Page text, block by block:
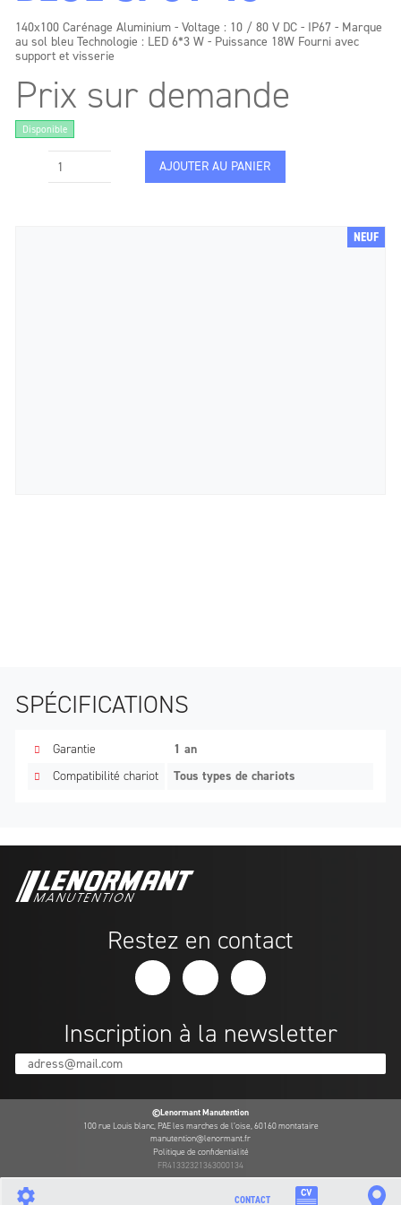
NEUF
140x100 Carénage Aluminium - Voltage : 10 / 80 V DC - IP67 - Marque
au sol bleu Technologie : LED 6*3 W - Puissance 18W Fourni avec
support et visserie
Prix sur demande
Disponible
AJOUTER AU PANIER
SPÉCIFICATIONS
Garantie
1 an
Compatibilité chariot
Tous types de chariots
CONTACT
Restez en contact
Inscription à la newsletter
adress@mail.com
©Lenormant Manutention
100 rue Louis blanc, PAE les marches de l’oise, 60160 montataire
manutention@lenormant.fr
Politique de confidentialité
FR41332321363000134